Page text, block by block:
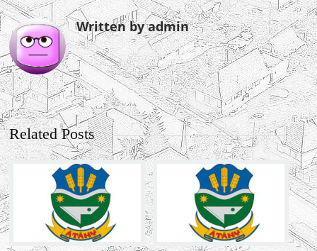
Written by admin
Related Posts